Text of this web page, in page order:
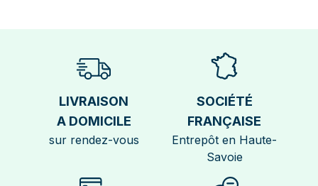
LIVRAISON
A DOMICILE
sur rendez-vous
SOCIÉTÉ
FRANÇAISE
Entrepôt en Haute-
Savoie